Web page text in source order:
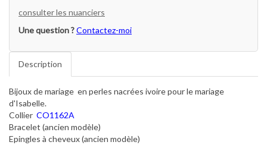
consulter les nuanciers
Une question ?Contactez-moi
Description
Bijoux de mariage en perles nacrées ivoire pour le mariage
d'Isabelle.
Collier CO1162A
Bracelet (ancien modèle)
Epingles à cheveux (ancien modèle)